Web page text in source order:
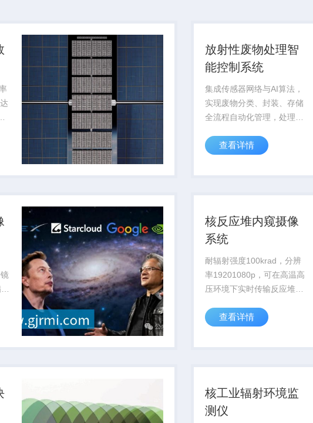
放射性废物处理智
能控制系统
集成传感器网络与AI算法，
实现废物分类、封装、存储
全流程自动化管理，处理效
暴露风险。
查看详情
核反应堆内窥摄像
系统
耐辐射强度100krad，分辨
率19201080p，可在高温高
压环境下实时传输反应堆内
测与维护。
查看详情
核工业辐射环境监
测仪